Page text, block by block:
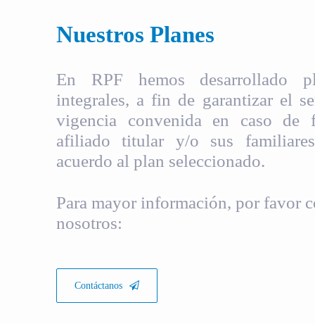
Nuestros Planes
En RPF hemos desarrollado
integrales, a fin de garantizar el
vigencia convenida en caso de
afiliado titular y/o sus
acuerdo al plan seleccionado.
Para mayor información, por favor
nosotros:
Contáctanos